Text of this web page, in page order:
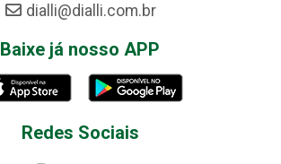
dialli@dialli.com.br
Baixe já nosso APP
Redes Sociais